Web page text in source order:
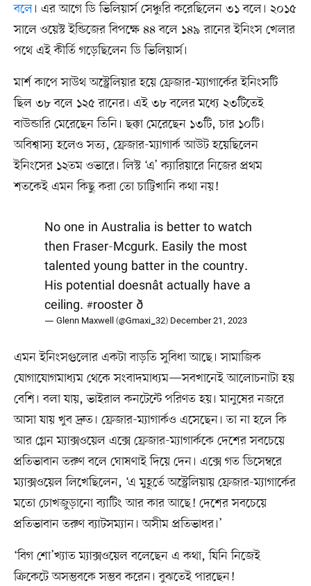
বলে। এর আগে ডি ভিলিয়ার্স সেঞ্চুরি করেছিলেন ৩১ বলে। ২০১৫
সালে ওয়েস্ট ইন্ডিজের বিপক্ষে ৪৪ বলে ১৪৯ রানের ইনিংস খেলার
পথে এই কীর্তি গড়েছিলেন ডি ভিলিয়ার্স।
মার্শ কাপে সাউথ অস্ট্রেলিয়ার হয়ে ফ্রেজার-ম্যাগার্কের ইনিংসটি
ছিল ৩৮ বলে ১২৫ রানের। এই ৩৮ বলের মধ্যে ২৩টিতেই
বাউন্ডারি মেরেছেন তিনি। ছক্কা মেরেছেন ১৩টি, চার ১০টি।
অবিশ্বাস্য হলেও সত্য, ফ্রেজার-ম্যাগার্ক আউট হয়েছিলেন
ইনিংসের ১২তম ওভারে। লিস্ট ‘এ’ ক্যারিয়ারে নিজের প্রথম
শতকেই এমন কিছু করা তো চাট্টিখানি কথা নয়!
No one in Australia is better to watch
then Fraser-Mcgurk. Easily the most
talented young batter in the country.
His potential doesnât actually have a
ceiling. #rooster ð
— Glenn Maxwell (@Gmaxi_32) December 21, 2023
এমন ইনিংসগুলোর একটা বাড়তি সুবিধা আছে। সামাজিক
যোগাযোগমাধ্যম থেকে সংবাদমাধ্যম—সবখানেই আলোচনাটা হয়
বেশি। বলা যায়, ভাইরাল কনটেন্টে পরিণত হয়। মানুষের নজরে
আসা যায় খুব দ্রুত। ফ্রেজার-ম্যাগার্কও এসেছেন। তা না হলে কি
আর গ্লেন ম্যাক্সওয়েল এক্সে ফ্রেজার-ম্যাগার্ককে দেশের সবচেয়ে
প্রতিভাবান তরুণ বলে ঘোষণাই দিয়ে দেন। এক্সে গত ডিসেম্বরে
ম্যাক্সওয়েল লিখেছিলেন, ‘এ মুহূর্তে অস্ট্রেলিয়ায় ফ্রেজার-ম্যাগার্কের
মতো চোখজুড়ানো ব্যাটিং আর কার আছে! দেশের সবচেয়ে
প্রতিভাবান তরুণ ব্যাটসম্যান। অসীম প্রতিভাধর।’
‘বিগ শো’খ্যাত ম্যাক্সওয়েল বলেছেন এ কথা, যিনি নিজেই
ক্রিকেটে অসম্ভবকে সম্ভব করেন। বুঝতেই পারছেন!